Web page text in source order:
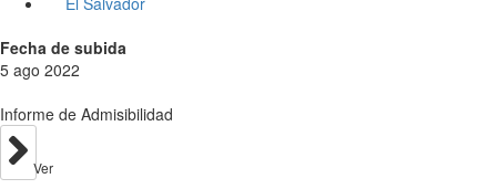
Fecha de subida
5 ago 2022
Informe de Admisibilidad
Ver